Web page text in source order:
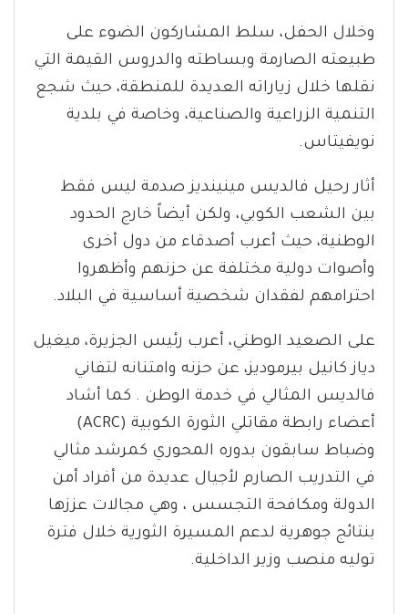
وخلال الحفل، سلط المشاركون الضوء على
طبيعته الصارمة وبساطته والدروس القيمة التي
نقلها خلال زياراته العديدة للمنطقة، حيث شجع
التنمية الزراعية والصناعية، وخاصة في بلدية
نويفيتاس.
أثار رحيل فالديس مينينديز صدمة ليس فقط
بين الشعب الكوبي، ولكن أيضاً خارج الحدود
الوطنية، حيث أعرب أصدقاء من دول أخرى
وأصوات دولية مختلفة عن حزنهم وأظهروا
احترامهم لفقدان شخصية أساسية في البلاد.
على الصعيد الوطني، أعرب رئيس الجزيرة، ميغيل
دياز كانيل بيرموديز، عن حزنه وامتنانه لتفاني
فالديس المثالي في خدمة الوطن . كما أشاد
أعضاء رابطة مقاتلي الثورة الكوبية (ACRC)
وضباط سابقون بدوره المحوري كمرشد مثالي
في التدريب الصارم لأجيال عديدة من أفراد أمن
الدولة ومكافحة التجسس ، وهي مجالات عززها
بنتائج جوهرية لدعم المسيرة الثورية خلال فترة
توليه منصب وزير الداخلية.